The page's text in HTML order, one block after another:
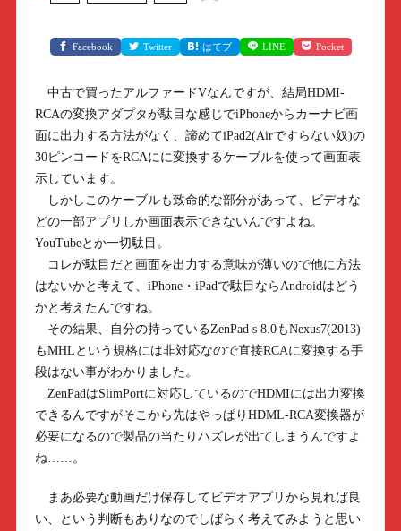
Facebook Twitter はてブ LINE Pocket
中古で買ったアルファードVなんですが、結局HDMI-
RCAの変換アダプタが駄目な感じでiPhoneからカーナビ画
面に出力する方法がなく、諦めてiPad2(Airですらない奴)の
30ピンコードをRCAにに変換するケーブルを使って画面表
示しています。
しかしこのケーブルも致命的な部分があって、ビデオな
どの一部アプリしか画面表示できないんですよね。
YouTubeとか一切駄目。
コレが駄目だと画面を出力する意味が薄いので他に方法
はないかと考えて、iPhone・iPadで駄目ならAndroidはどう
かと考えたんですね。
その結果、自分の持っているZenPad s 8.0もNexus7(2013)
もMHLという規格には非対応なので直接RCAに変換する手
段はない事がわかりました。
ZenPadはSlimPortに対応しているのでHDMIには出力変換
できるんですがそこから先はやっぱりHDML-RCA変換器が
必要になるので製品の当たりハズレが出てしまうんですよ
ね……。
まあ必要な動画だけ保存してビデオアプリから見れば良
い、という判断もありなのでしばらく考えてみようと思い